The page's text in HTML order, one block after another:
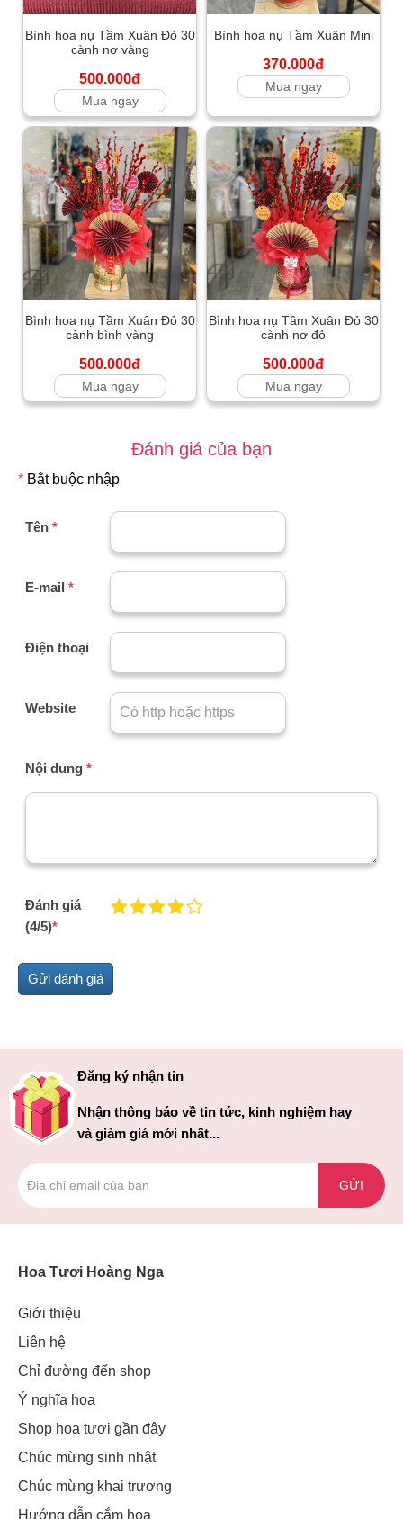
Bình hoa nụ Tầm Xuân Đỏ 30
cành nơ vàng
500.000đ
Mua ngay
Bình hoa nụ Tầm Xuân Mini
370.000đ
Mua ngay
Bình hoa nụ Tầm Xuân Đỏ 30
cành bình vàng
500.000đ
Mua ngay
Bình hoa nụ Tầm Xuân Đỏ 30
cành nơ đỏ
500.000đ
Mua ngay
Đánh giá của bạn
* Bắt buộc nhập
Tên *
E-mail *
Điện thoại
Website
Nội dung *
Đánh giá
(4/5)*
Đăng ký nhận tin
Nhận thông báo về tin tức, kinh nghiệm hay
và giảm giá mới nhất...
GỬI
Hoa Tươi Hoàng Nga
Giới thiệu
Liên hệ
Chỉ đường đến shop
Ý nghĩa hoa
Shop hoa tươi gần đây
Chúc mừng sinh nhật
Chúc mừng khai trương
Hướng dẫn cắm hoa